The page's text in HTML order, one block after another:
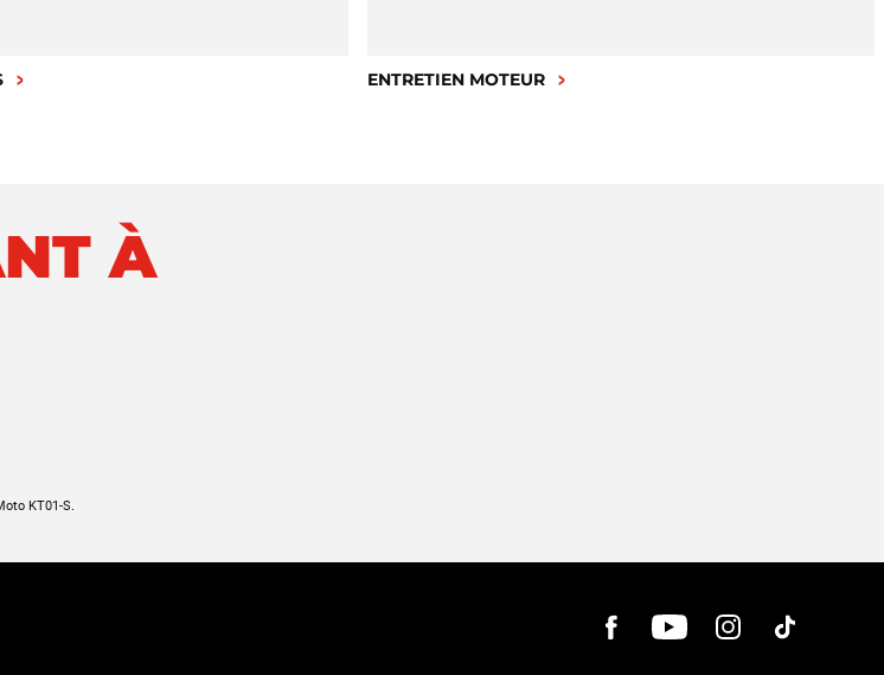
ENTRETIEN MOTEUR
À
KT01-S.